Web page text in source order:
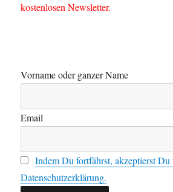
kostenlosen Newsletter.
Vorname oder ganzer Name
Email
Indem Du fortfährst, akzeptierst Du
Datenschutzerklärung.